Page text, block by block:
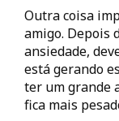
Outra coisa
amigo. Depois
ansiedade,
está gerando
ter um grande
fica mais